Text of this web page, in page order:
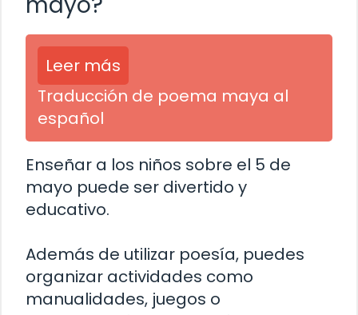
Leer más
Traducción de poema maya al
español
Enseñar a los niños sobre el 5 de
mayo puede ser divertido y
educativo.
Además de utilizar poesía, puedes
organizar actividades como
manualidades, juegos o